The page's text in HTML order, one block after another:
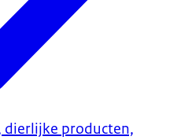
dierlijke producten,